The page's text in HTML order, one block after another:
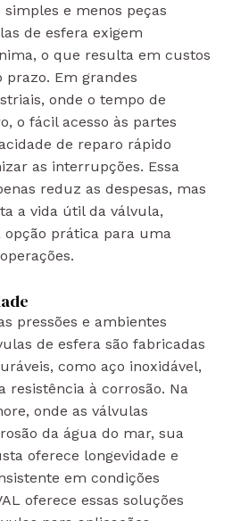
e menos peças
de esfera exigem
o que resulta em custos
prazo. Em grandes
onde o tempo de
o fácil acesso às partes
de reparo rápido
as interrupções. Essa
reduz as despesas, mas
a vida útil da válvula,
prática para uma
pressões e ambientes
de esfera são fabricadas
como aço inoxidável,
resistência à corrosão. Na
onde as válvulas
da água do mar, sua
oferece longevidade e
em condições
oferece essas soluções